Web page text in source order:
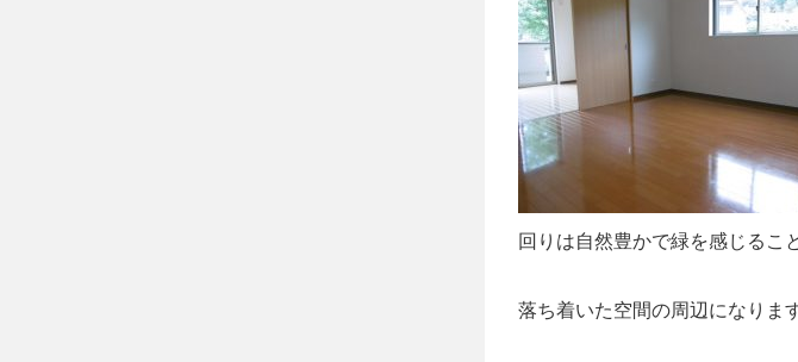
回りは自然豊かで緑を感じるこ
落ち着いた空間の周辺になりま